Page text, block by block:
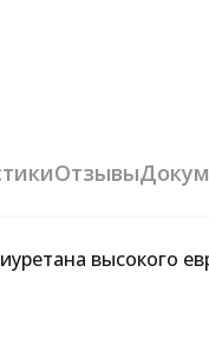
Отзывы
высокого